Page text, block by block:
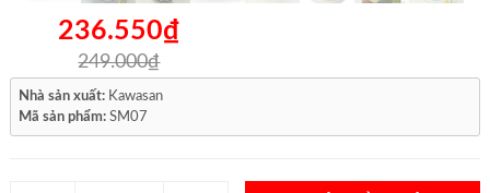
236.550₫
249.000₫
Nhà sản xuất: Kawasan
Mã sản phẩm: SM07